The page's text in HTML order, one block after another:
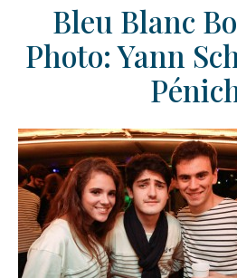
Bleu Blanc
Photo: Yann